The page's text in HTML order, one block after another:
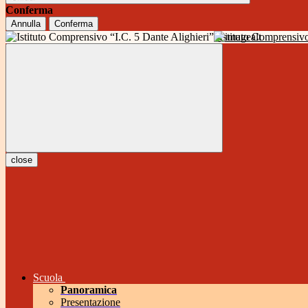
Conferma
Annulla Conferma
Istituto
close
Scuola
Panoramica
Presentazione